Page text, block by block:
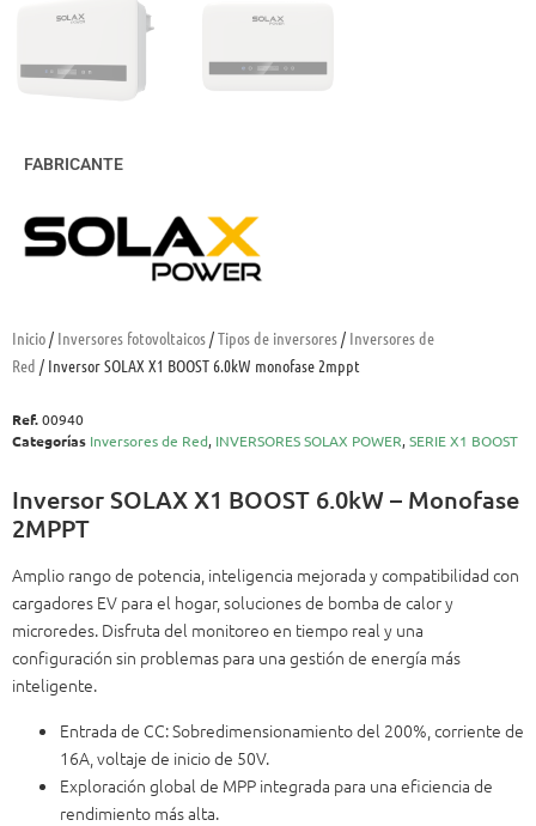
Inicio/ Inversores fotovoltaicos/Tipos de inversores/ Inversores de
Red / Inversor SOLAX X1 BOOST 6.0kW monofase 2mppt
Ref.00940
Categorías Inversores de Red, INVERSORES SOLAX POWER,SERIE X1 BOOST
Inversor SOLAX X1 BOOST 6.0kW – Monofase
2MPPT
Amplio rango de potencia, inteligencia mejorada y compatibilidad con
cargadores EV para el hogar, soluciones de bomba de calor y
microredes. Disfruta del monitoreo en tiempo real y una
configuración sin problemas para una gestión de energía más
inteligente.
Entrada de CC: Sobredimensionamiento del 200%, corriente de
16A, voltaje de inicio de 50V.
Exploración global de MPP integrada para una eficiencia de
rendimiento más alta.
FABRICANTE